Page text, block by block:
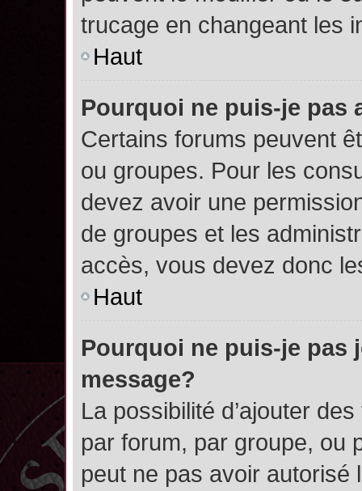
trucage en changeant les
Haut
Pourquoi ne puis-je pas
Certains forums peuvent
ou groupes. Pour les
devez avoir une
de groupes et les
accès, vous devez donc
Haut
Pourquoi ne puis-je pas
message?
La possibilité d’ajouter
par forum, par groupe, ou
peut ne pas avoir autorisé